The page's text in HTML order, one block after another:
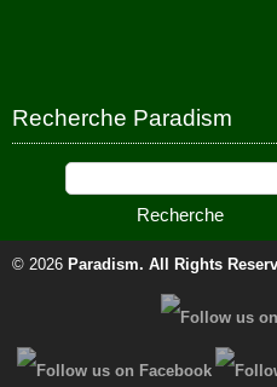
Recherche Paradism
© 2026 Paradism. All Rights